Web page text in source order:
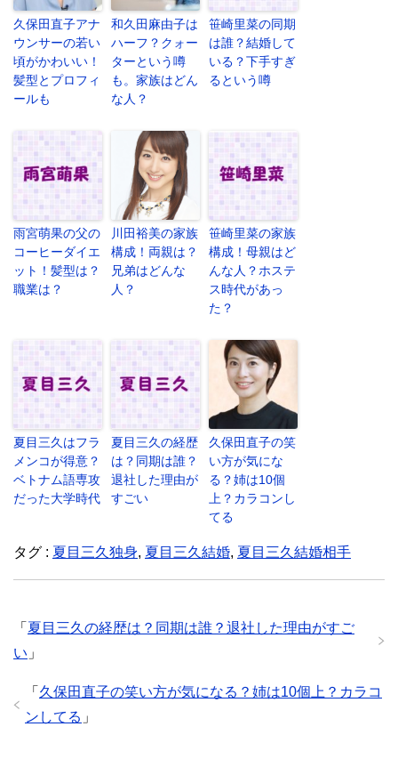
久保田直子アナ
ウンサーの若い
頃がかわいい！
髪型とプロフィ
ールも
和久田麻由子は
ハーフ？クォー
ターという噂
も。家族はどん
な人？
笹崎里菜の同期
は誰？結婚して
いる？下手すぎ
るという噂
雨宮萌果の父の
コーヒーダイエ
ット！髪型は？
職業は？
川田裕美の家族
構成！両親は？
兄弟はどんな
人？
笹崎里菜の家族
構成！母親はど
んな人？ホステ
ス時代があっ
た？
夏目三久はフラ
メンコが得意？
ベトナム語専攻
だった大学時代
夏目三久の経歴
は？同期は誰？
退社した理由が
すごい
久保田直子の笑
い方が気にな
る？姉は10個
上？カラコンし
てる
タグ : 夏目三久独身, 夏目三久結婚, 夏目三久結婚相手
「 夏目三久の経歴は？同期は誰？退社した理由がすご
い 」
「 久保田直子の笑い方が気になる？姉は10個上？カラコ
ンしてる 」